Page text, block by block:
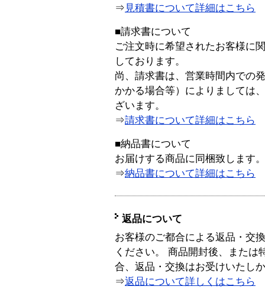
⇒ 見積書について詳細はこちら
■請求書について
ご注文時に希望されたお客様に
しております。
尚、請求書は、営業時間内での
かかる場合等）によりましては
ざいます。
⇒請求書について詳細はこちら
■納品書について
お届けする商品に同梱致します。
⇒納品書について詳細はこちら
返品について
お客様のご都合による返品・交
ください。 商品開封後、または
合、返品・交換はお受けいたし
⇒返品について詳しくはこちら